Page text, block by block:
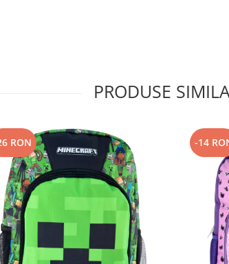
PRODUSE
RON -14